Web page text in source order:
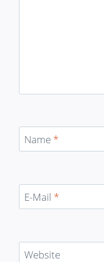
Name *
E-Mail *
Website